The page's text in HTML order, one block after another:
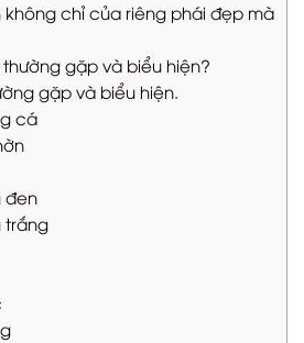
không chỉ của riêng phái đẹp mà
gặp và biểu hiện?
gặp và biểu hiện.
cá
đen
trắng